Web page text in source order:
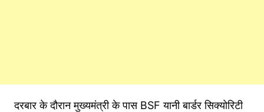
दरबार के दौरान मुख्यमंत्री के पास BSF यानी बार्डर सिक्योरिटी